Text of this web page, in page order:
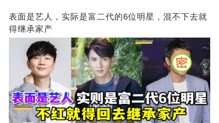
表面是艺人，实际是富二代的6位明星，混不下去就
得继承家产